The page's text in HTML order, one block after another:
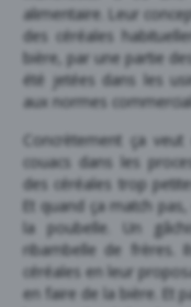
alimentaire. Leur
des céréales
bière, par une partie
été jetées dans les
aux normes
Concrètement ça
couacs dans les
des céréales trop
Et quand ça match
la poubelle. Un
ribambelle de frères.
céréales en leur
en faire de la bière. Et